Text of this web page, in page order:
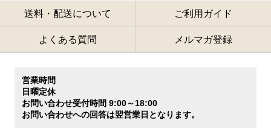
送料・配送について ご利用ガイド
よくある質問 メルマガ登録
営業時間
日曜定休
お問い合わせ受付時間 9:00～18:00
お問い合わせへの回答は翌営業日となります。